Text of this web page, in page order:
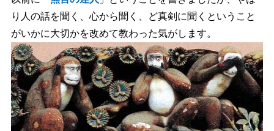
り人の話を聞く、心から聞く、ど真剣に聞くということ
がいかに大切かを改めて教わった気がします。